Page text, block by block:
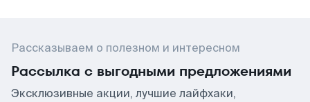
Рассказываем о полезном и интересном
Рассылка с выгодными предложениями
Эксклюзивные акции, лучшие лайфхаки,